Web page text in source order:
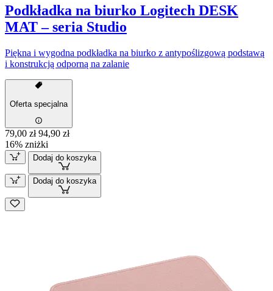
Podkładka na biurko Logitech DESK
MAT – seria Studio
Piękna i wygodna podkładka na biurko z antypoślizgową podstawą
i konstrukcją odporną na zalanie
Oferta specjalna
79,00 zł 94,90 zł
16% zniżki
Dodaj do koszyka
Dodaj do koszyka